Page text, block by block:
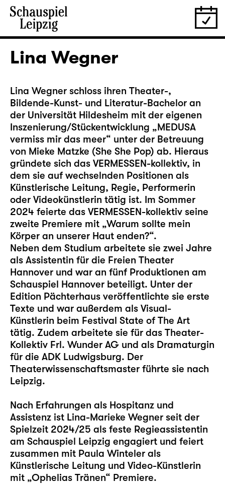
Lina Wegner
Lina Wegner schloss ihren Theater-,
Bildende-Kunst- und Literatur-Bachelor an
der Universität Hildesheim mit der eigenen
Inszenierung/Stückentwicklung „MEDUSA
vermiss mir das meer“ unter der Betreuung
von Mieke Matzke (She She Pop) ab. Hieraus
gründete sich das VERMESSEN-kollektiv, in
dem sie auf wechselnden Positionen als
Künstlerische Leitung, Regie, Performerin
oder Videokünstlerin tätig ist. Im Sommer
2024 feierte das VERMESSEN-kollektiv seine
zweite Premiere mit „Warum sollte mein
Körper an unserer Haut enden?“.
Neben dem Studium arbeitete sie zwei Jahre
als Assistentin für die Freien Theater
Hannover und war an fünf Produktionen am
Schauspiel Hannover beteiligt. Unter der
Edition Pächterhaus veröffentlichte sie erste
Texte und war außerdem als Visual-
Künstlerin beim Festival State of The Art
tätig. Zudem arbeitete sie für das Theater-
Kollektiv Frl. Wunder AG und als Dramaturgin
für die ADK Ludwigsburg. Der
Theaterwissenschaftsmaster führte sie nach
Leipzig.
Nach Erfahrungen als Hospitanz und
Assistenz ist Lina-Marieke Wegner seit der
Spielzeit 2024/25 als feste Regieassistentin
am Schauspiel Leipzig engagiert und feiert
zusammen mit Paula Winteler als
Künstlerische Leitung und Video-Künstlerin
mit „Ophelias Tränen“ Premiere.